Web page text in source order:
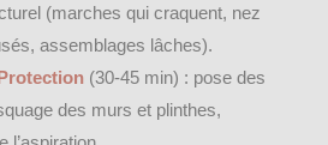
(marches qui craquent, nez
assemblages lâches).
(30-45 min) : pose des
des murs et plinthes,